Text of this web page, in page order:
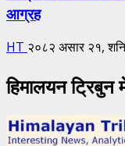
आग्रह
HT २०८२ असार २१,
हिमालयन ट्रिबुन